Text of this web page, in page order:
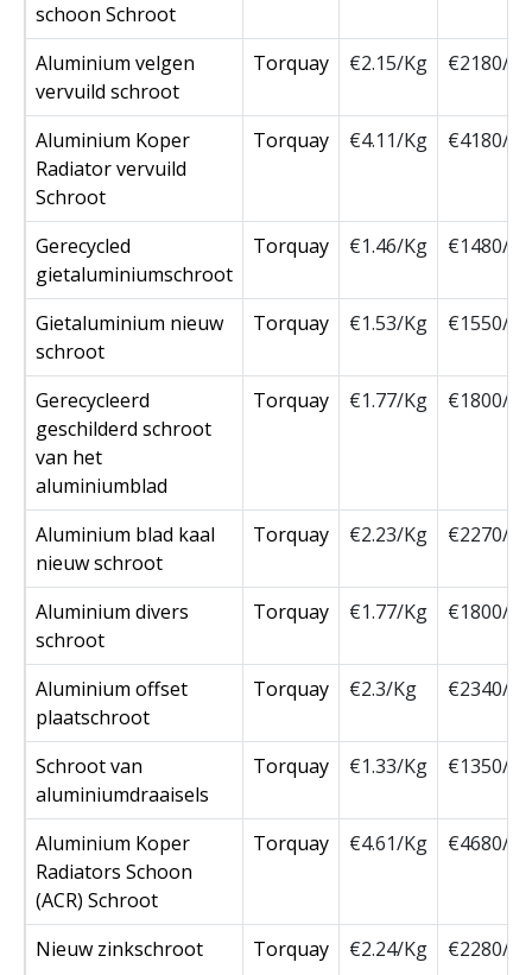
schoon Schroot
Aluminium velgen
vervuild schroot
Torquay €2.15/Kg €2180/
Aluminium Koper
Radiator vervuild
Schroot
Torquay €4.11/Kg €4180/
Gerecycled
gietaluminiumschroot
Torquay €1.46/Kg €1480/
Gietaluminium nieuw
schroot
Torquay €1.53/Kg €1550/
Gerecycleerd
geschilderd schroot
van het
aluminiumblad
Torquay €1.77/Kg €1800/
Aluminium blad kaal
nieuw schroot
Torquay €2.23/Kg €2270/
Aluminium divers
schroot
Torquay €1.77/Kg €1800/
Aluminium offset
plaatschroot
Torquay €2.3/Kg €2340/
Schroot van
aluminiumdraaisels
Torquay €1.33/Kg €1350/
Aluminium Koper
Radiators Schoon
(ACR) Schroot
Torquay €4.61/Kg €4680/
Nieuw zinkschroot Torquay €2.24/Kg €2280/